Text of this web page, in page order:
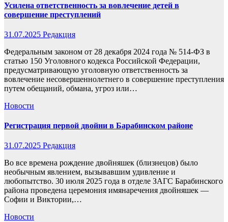
Усилена ответственность за вовлечение детей в
совершение преступлений
31.07.2025 Редакция
Федеральным законом от 28 декабря 2024 года № 514-ФЗ в
статью 150 Уголовного кодекса Российской Федерации,
предусматривающую уголовную ответственность за
вовлечение несовершеннолетнего в совершение преступления
путем обещаний, обмана, угроз или…
Новости
Регистрация первой двойни в Барабинском районе
31.07.2025 Редакция
Во все времена рождение двойняшек (близнецов) было
необычным явлением, вызывавшим удивление и
любопытство. 30 июля 2025 года в отделе ЗАГС Барабинского
района проведена церемония имянаречения двойняшек —
Софии и Виктории,…
Новости